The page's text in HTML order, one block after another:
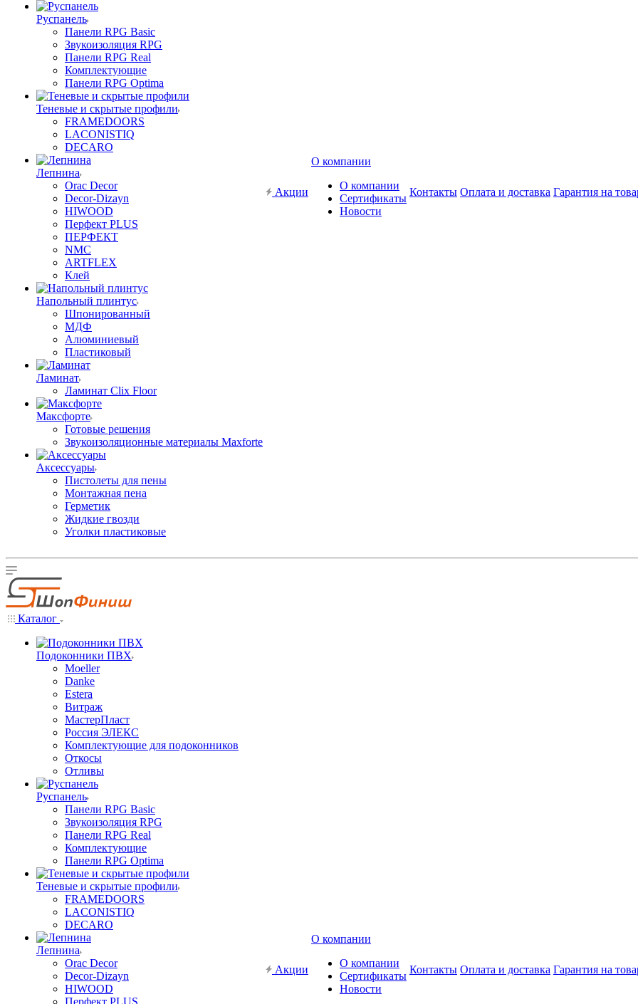
Руспанель
Панели RPG Basic
Звукоизоляция RPG
Панели RPG Real
Комплектующие
Панели RPG Optima
Теневые и скрытые профили
FRAMEDOORS
LACONISTIQ
DECARO
Лепнина
Orac Decor
Decor-Dizayn
HIWOOD
Перфект PLUS
ПЕРФЕКТ
NMC
ARTFLEX
Клей
Напольный плинтус
Шпонированный
МДФ
Алюминиевый
Пластиковый
Ламинат
Ламинат Clix Floor
Максфорте
Готовые решения
Звукоизоляционные материалы Maxforte
Аксессуары
Пистолеты для пены
Монтажная пена
Герметик
Жидкие гвозди
Уголки пластиковые
Акции
О компании
О компании
Сертификаты
Новости
Контакты Оплата и доставка Гарантия на
Каталог
Подоконники ПВХ
Moeller
Danke
Estera
Витраж
МастерПласт
Россия ЭЛЕКС
Комплектующие для подоконников
Откосы
Отливы
Руспанель
Панели RPG Basic
Звукоизоляция RPG
Панели RPG Real
Комплектующие
Панели RPG Optima
Теневые и скрытые профили
FRAMEDOORS
LACONISTIQ
DECARO
Лепнина
Orac Decor
Decor-Dizayn
HIWOOD
Перфект PLUS
Акции
О компании
О компании
Сертификаты
Новости
Контакты Оплата и доставка Гарантия на